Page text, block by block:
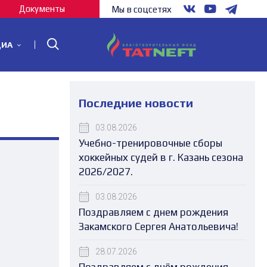
Документы Мы в соцсетях
Последние новости
03.08.2026
Учебно-тренировочные сборы
хоккейных судей в г. Казань сезона
2026/2027.
03.08.2026
Поздравляем с днем рождения
Закамского Сергея Анатольевича!
28.07.2026